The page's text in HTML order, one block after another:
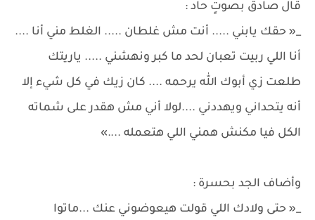
قال صادق بصوتٍ حاد :
_« حقك يابني ..... أنت مش غلطان ..... الغلط مني أنا ....
أنا اللي ربيت تعبان لحد ما كبر ونهشني ..... ياريتك
طلعت زي أبوك الله يرحمه .... كان زيك في كل شيء إلا
أنه يتحداني ويهددني ....لولا أني مش هقدر على شماته
الكل فيا مكنش همني اللي هتعمله ....»
وأضاف الجد بحسرة :
_« حتى ولادك اللي قولت هيعوضوني عنك ...ماتوا